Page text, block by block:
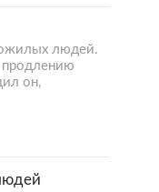
людей.
продлению
он,